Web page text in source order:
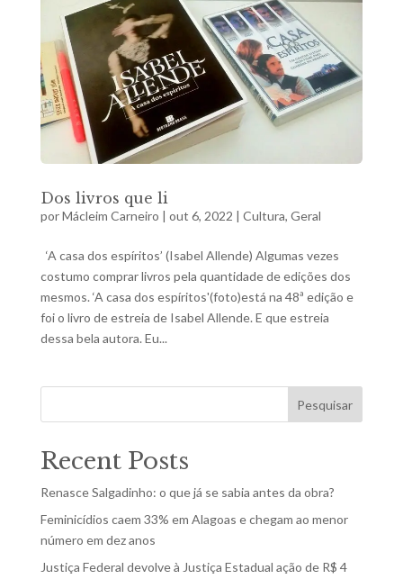
Dos livros que li
porMácleim Carneiro | out 6, 2022 | Cultura, Geral
‘A casa dos espíritos’ (Isabel Allende) Algumas vezes
costumo comprar livros pela quantidade de edições dos
mesmos. ‘A casa dos espíritos'(foto)está na 48ª edição e
foi o livro de estreia de Isabel Allende. E que estreia
dessa bela autora. Eu...
Pesquisar
Recent Posts
Renasce Salgadinho: o que já se sabia antes da obra?
Feminicídios caem 33% em Alagoas e chegam ao menor
número em dez anos
Justiça Federal devolve à Justiça Estadual ação de R$ 4